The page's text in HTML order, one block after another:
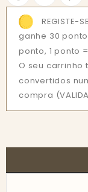
REGISTE-
ganhe 30
ponto, 1 ponto
O seu carrinho
convertidos
compra